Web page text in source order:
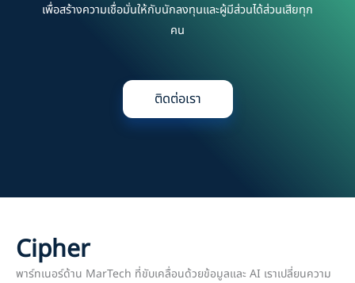
เพื่อสร้างความเชื่อมั่นให้กับนักลงทุนและผู้มีส่วนได้ส่วนเสียทุก
คน
ติดต่อเรา
Cipher
พาร์ทเนอร์ด้าน MarTech ที่ขับเคลื่อนด้วยข้อมูลและ AI เราเปลี่ยนความ